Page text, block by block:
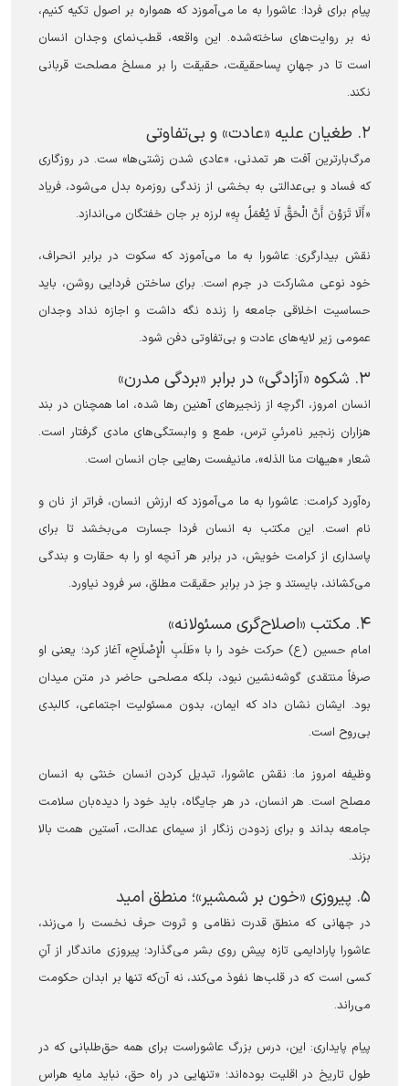
پیام برای فردا: عاشورا به ما می‌آموزد که همواره بر اصول تکیه کنیم،
نه بر روایت‌های ساخته‌شده. این واقعه، قطب‌نمای وجدان انسان
است تا در جهانِ پساحقیقت، حقیقت را بر مسلخ مصلحت قربانی
نکند.
۲. طغیان علیه «عادت» و بی‌تفاوتی
مرگ‌بارترین آفت هر تمدنی، «عادی شدن زشتی‌ها» ست. در روزگاری
که فساد و بی‌عدالتی به بخشی از زندگی روزمره بدل می‌شود، فریاد
«أَلَا تَرَوْنَ أَنَّ الْحَقَّ لَا یُعْمَلُ بِهِ» لرزه بر جان خفتگان می‌اندازد.
نقش بیدارگری: عاشورا به ما می‌آموزد که سکوت در برابر انحراف،
خود نوعی مشارکت در جرم است. برای ساختن فردایی روشن، باید
حساسیت اخلاقی جامعه را زنده نگه داشت و اجازه نداد وجدان
عمومی زیر لایه‌های عادت و بی‌تفاوتی دفن شود.
۳. شکوه «آزادگی» در برابر «بردگی مدرن»
انسان امروز، اگرچه از زنجیر‌های آهنین رها شده، اما همچنان در بند
هزاران زنجیر نامرئیِ ترس، طمع و وابستگی‌های مادی گرفتار است.
شعار «هیهات منا الذله»، مانیفست رهایی جان انسان است.
ره‌آورد کرامت: عاشورا به ما می‌آموزد که ارزش انسان، فراتر از نان و
نام است. این مکتب به انسان فردا جسارت می‌بخشد تا برای
پاسداری از کرامت خویش، در برابر هر آنچه او را به حقارت و بندگی
می‌کشاند، بایستد و جز در برابر حقیقت مطلق، سر فرود نیاورد.
۴. مکتب «اصلاح‌گری مسئولانه»
امام حسین (ع) حرکت خود را با «طَلَبِ الْإِصْلَاحِ» آغاز کرد؛ یعنی او
صرفاً منتقدی گوشه‌نشین نبود، بلکه مصلحی حاضر در متن میدان
بود. ایشان نشان داد که ایمان، بدون مسئولیت اجتماعی، کالبدی
بی‌روح است.
وظیفه امروز ما: نقش عاشورا، تبدیل کردن انسان خنثی به انسان
مصلح است. هر انسان، در هر جایگاه، باید خود را دیده‌بان سلامت
جامعه بداند و برای زدودن زنگار از سیمای عدالت، آستین همت بالا
بزند.
۵. پیروزی «خون بر شمشیر»؛ منطق امید
در جهانی که منطق قدرت نظامی و ثروت حرف نخست را می‌زند،
عاشورا پارادایمی تازه پیش روی بشر می‌گذارد؛ پیروزی ماندگار از آنِ
کسی است که در قلب‌ها نفوذ می‌کند، نه آن‌که تنها بر ابدان حکومت
می‌راند.
پیام پایداری: این، درس بزرگ عاشوراست برای همه حق‌طلبانی که در
طول تاریخ در اقلیت بوده‌اند؛ «تنهایی در راه حق، نباید مایه هراس